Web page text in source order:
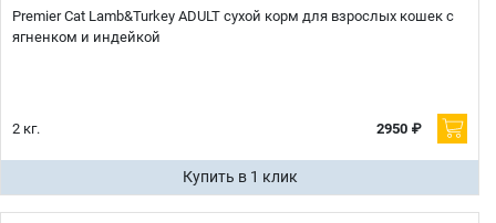
Premier Cat Lamb&Turkey ADULT сухой корм для взрослых кошек с
ягненком и индейкой
2 кг. 2950 ₽
Купить в 1 клик